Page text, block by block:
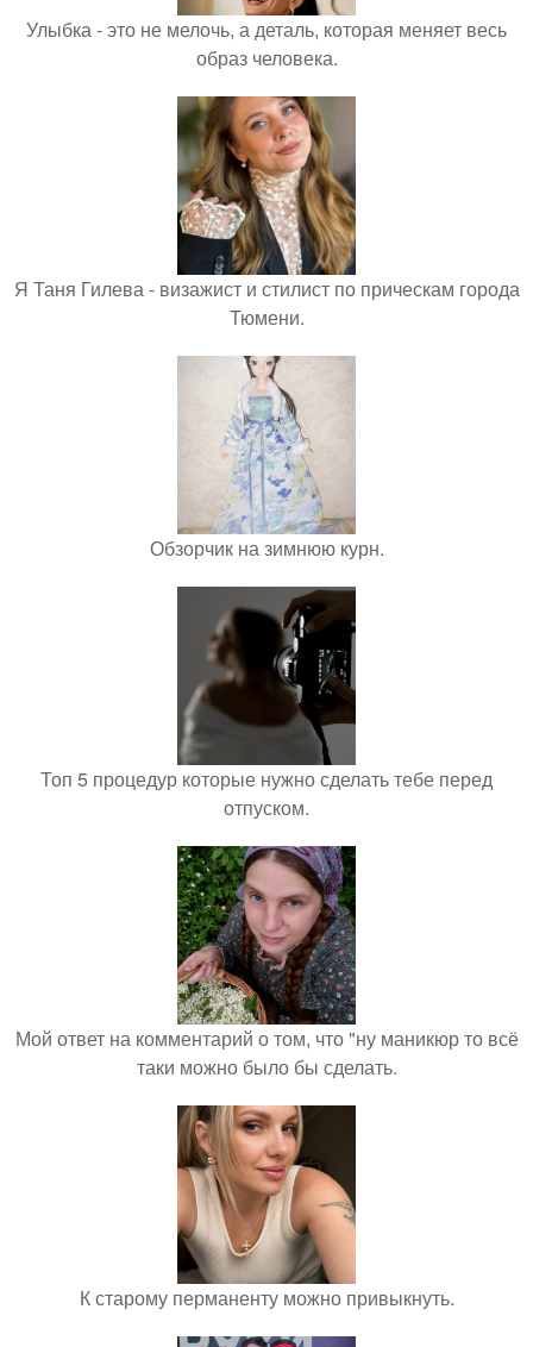
Улыбка - это не мелочь, а деталь, которая меняет весь
образ человека.
Я Таня Гилева - визажист и стилист по прическам города
Тюмени.
Обзорчик на зимнюю курн.
Топ 5 процедур которые нужно сделать тебе перед
отпуском.
Мой ответ на комментарий о том, что "ну маникюр то всё
таки можно было бы сделать.
К старому перманенту можно привыкнуть.